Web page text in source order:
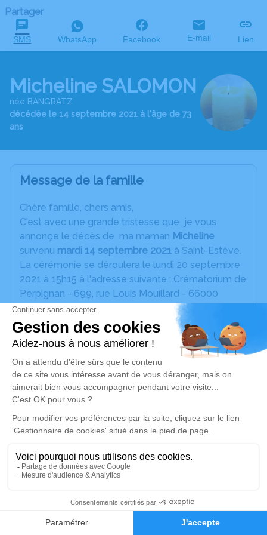
Faire-part Hommages
Partager
SMS WhatsApp Facebook E-mail Lien
Micheline SALOMON
née BANGRATZ
décédée le 14 septembre 2021 à l'âge de 73
ans
Message de la famille
Chère famille, chers amis,
C'est avec une grande tristesse que je vous
annonçe le décès de ma maman Micheline
survenu mardi 14 septembre 2021 à Saint-Estève.
La cérémonie se déroulera le lundi 20 septembre
2021 à 15h15 à l'adresse suivante : Crématorium de
Perpignan - 699, rue Louis Mouillard - 66000
Perpignan.
Un service de plantation d’arbre hommage est
disponible ici .
Je rends hommage
Cérémonie civile
lundi 20 septembre 2021 à 15h15
699, rue Louis Mouillard
66000 Perpignan
Je rends hommage